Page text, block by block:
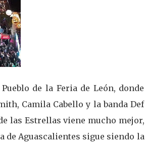
de la Feria de León, donde
Camila Cabello y la banda Def
las Estrellas viene mucho mejor,
de Aguascalientes sigue siendo la